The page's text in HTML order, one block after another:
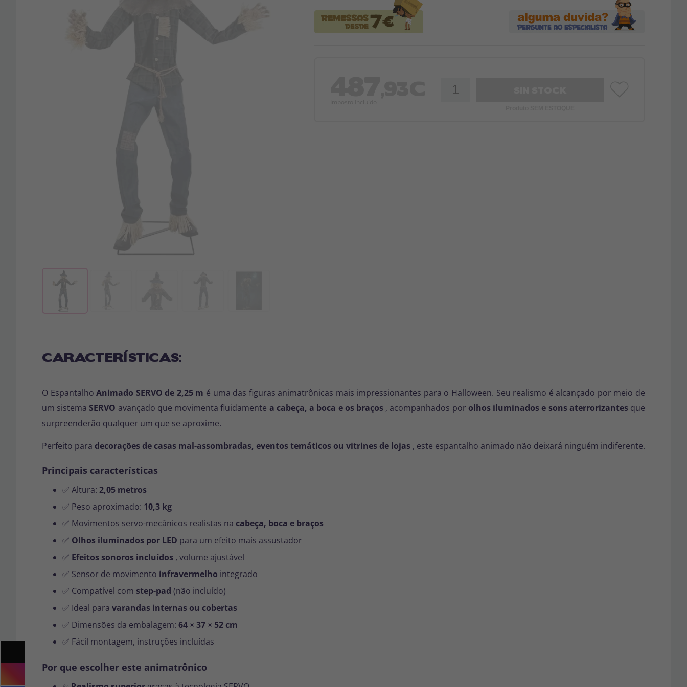
CARACTERÍSTICAS:
O EspantalhoAnimado SERVO de 2,25 m é uma das figuras animatrônicas mais impressionantes para o Halloween. Seu realismo é alcançado por meio de
um sistema SERVO avançado que movimenta fluidamente a cabeça, a boca e os braços, acompanhados por olhos iluminados e sons aterrorizantesque
surpreenderão qualquer um que se aproxime.
Perfeito para decorações de casas mal-assombradas, eventos temáticos ou vitrines de lojas , este espantalho animado não deixará ninguém indiferente.
Principais características
✅ Altura: 2,05 metros
✅ Peso aproximado: 10,3 kg
✅ Movimentos servo-mecânicos realistas na cabeça, boca e braços
✅ Olhos iluminados por LED para um efeito mais assustador
✅ Efeitos sonoros incluídos , volume ajustável
✅ Sensor de movimento infravermelho integrado
✅ Compatível com step-pad (não incluído)
✅ Ideal para varandas internas ou cobertas
✅ Dimensões da embalagem: 64 × 37 × 52 cm
✅ Fácil montagem, instruções incluídas
Por que escolher este animatrônico